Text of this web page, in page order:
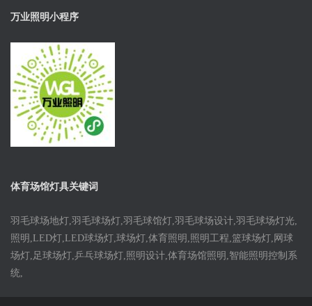
万业照明小程序
体育场馆灯具关键词
羽毛球场地灯,羽毛球场灯,羽毛球馆灯,羽毛球场设计,羽毛球场灯光,
照明,LED灯,LED球场灯,球场灯,体育照明,照明工程,篮球场灯,网球
场灯,足球场灯,乒乓球场灯,照明设计,体育场馆照明,智能照明控制系
统,